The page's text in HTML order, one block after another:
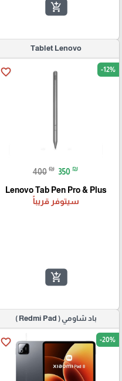
add_shopping_cart
Tablet Lenovo
favorite_border -12%
400 ₪ 350 ₪
Lenovo Tab Pen Pro & Plus
سيتوفر قريباً
add_shopping_cart
باد شاومي ( Redmi Pad )
favorite_border -20%